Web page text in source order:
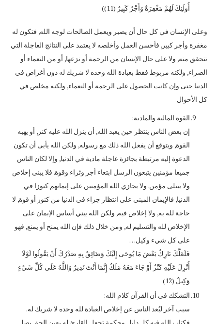
أُولَئِكَ لَهُمْ مَغْفِرَةٌ وَأَجْرٌ كَبِيرٌ (11))
وعلى الإنسان في كل حال أن يصبر ويعمل الصالحات لوجه الله, فتكون له
مغفرة وأجر كبير. فأحسن العمل وأخلصه لا يعتمد على النتائج العاجلة التي
تتحقق منه, ولا على حال الإنسان من الرحمة أو نزعها, أو من النعماء أو
الضراء, ولكنه مربوط فقط بعبادة الله وحده لا شريك له دون أغراض في
الدنيا حتى وإن كانت الحصول على الرحمة أو النعماء, ولكنه مخلص في
كل الأحوال
القوة المالية والمادية:
إن بعض الناس ينتظر حين يعبد الله, أن ينزل الله عليه كنز, أو يهبه
القوة, ويتوقع أن يفعل الله ذلك مع رسوله, ولكن الله يأبى أن تكون
الدعوة إليه مرتبطة بجائزة عاجلة مادية في الدنيا, وإلا لكان الناس
جميعا مؤمنين يتبعون الرسل ابتغاء أجر وثراء وقوة. فلا يبنى إخلاص
ولا يبتلى مؤمن. ولا يجازي الله المؤمنين على إيمانهم كنوزا في
الدنيا, فالإيمان المبني على انتظار جزاء في الدنيا من كنوز أو قوة, لا
حاجة لله به, ولا إخلاص فيه, ولكن الله يبني أساس الإيمان على
الإخلاص لله والتسليم له, ومن خلال ذلك فإن الله يمنح أو يمنع, فهو
على كل شيء وكيل…
فَلَعَلَّكَ تَارِكٌ بَعْضَ مَا يُوحَى إِلَيْكَ وَضَائِقٌ بِهِ صَدْرُكَ أَنْ يَقُولُوا لَوْلَا
أُنْزِلَ عَلَيْهِ كَنْزٌ أَوْ جَاءَ مَعَهُ مَلَكٌ إِنَّمَا أَنْتَ نَذِيرٌ وَاللَّهُ عَلَى كُلِّ شَيْءٍ
وَكِيلٌ (12)
التشكك في أن القرآن كلام الله:
سبب آخر لبُعد الناس عن إخلاص العبادة لله وحده لا شريك له.